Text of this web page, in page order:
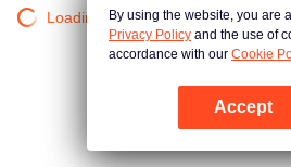
Loading…By using the website, you are
Privacy Policy and the use of
accordance with our Cookie
Accept